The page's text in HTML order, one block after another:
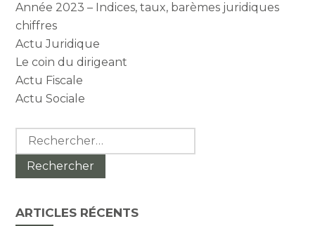
Année 2023 – Indices, taux, barèmes juridiques
chiffres
Actu Juridique
Le coin du dirigeant
Actu Fiscale
Actu Sociale
Rechercher :
ARTICLES RÉCENTS